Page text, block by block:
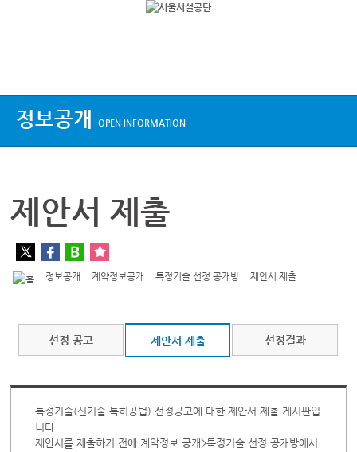
정보공개 OPEN INFORMATION
제안서 제출
정보공개 계약정보공개 특정기술 선정 공개방 제안서 제출
선정 공고 제안서 제출 선정결과
특정기술(신기술·특허공법) 선정공고에 대한 제안서 제출 게시판입
니다.
제안서를 제출하기 전에 계약정보 공개>특정기술 선정 공개방에서